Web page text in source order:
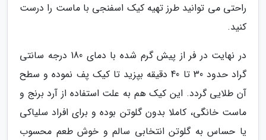
راحتی می توانید طرز تهیه کیک اسفنجی با ماست را درست
کنید.
در نهایت در فر از پیش گرم شده با دمای 180 درجه سانتی
گراد حدود 30 تا 40 دقیقه بپزید تا کیک پف نموده و سطح
آن طلایی گردد. این کیک هم به علت استفاده از آرد برنج و
ماست خانگی، کاملا بدون گلوتن بوده و برای افراد سلیاکی
یا حساس به گلوتن انتخابی سالم و خوش طعم محسوب